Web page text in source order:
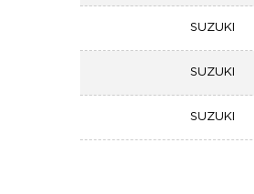
SUZUKI
SUZUKI
SUZUKI